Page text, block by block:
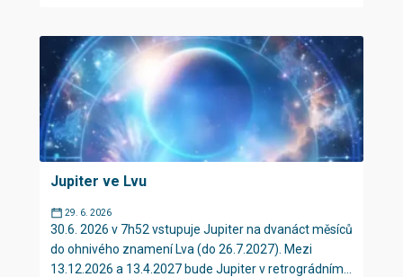
Jupiter ve Lvu
29. 6. 2026
30.6. 2026 v 7h52 vstupuje Jupiter na dvanáct měsíců
do ohnivého znamení Lva (do 26.7.2027). Mezi
13.12.2026 a 13.4.2027 bude Jupiter v retrográdním...